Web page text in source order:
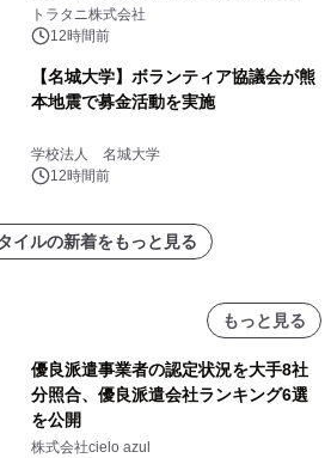
説
トラタニ株式会社
12時間前
【名城大学】ボランティア協議会が熊
本地震で募金活動を実施
学校法人 名城大学
12時間前
イルの新着をもっと見る
もっと見る
優良派遣事業者の認定状況を大手8社
分照合、優良派遣会社ランキング6選
を公開
株式会社cielo azul